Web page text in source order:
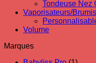
Tondeuse Nez
Vaporisateurs/
Volume
Marques